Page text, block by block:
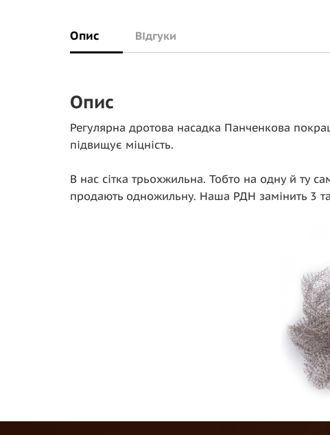
Опис Відгуки
Опис
Регулярна дротова насадка Панченкова
підвищує міцність.
В нас сітка трьохжильна. Тобто на одну й ту
продають одножильну. Наша РДН замінить 3